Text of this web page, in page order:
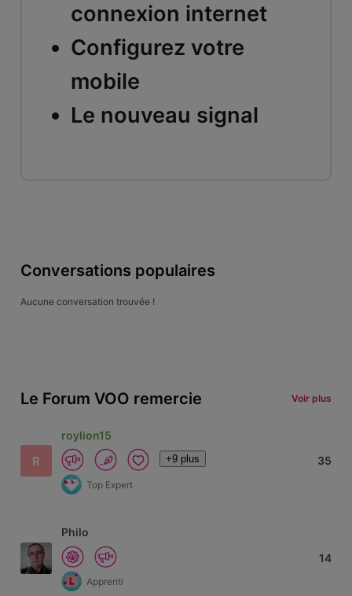
connexion internet
Configurez votre
mobile
Le nouveau signal
Conversations populaires
Aucune conversation trouvée !
Le Forum VOO remercie Voir plus
R
roylion15
+9 plus
Top Expert
35
Philo
Apprenti
14